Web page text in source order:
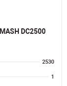
DC2500
2530
1